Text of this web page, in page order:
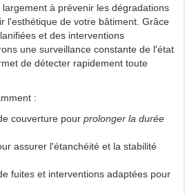
à prévenir les dégradations
l'esthétique de votre bâtiment. Grâce
et des interventions
une surveillance constante de l'état
de détecter rapidement toute
:
couverture pour prolonger la durée
assurer l'étanchéité et la stabilité
fuites et interventions adaptées pour